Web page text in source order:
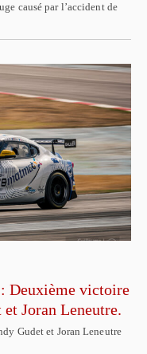
causé par l’accident de
Deuxième victoire
Joran Leneutre.
Gudet et Joran Leneutre